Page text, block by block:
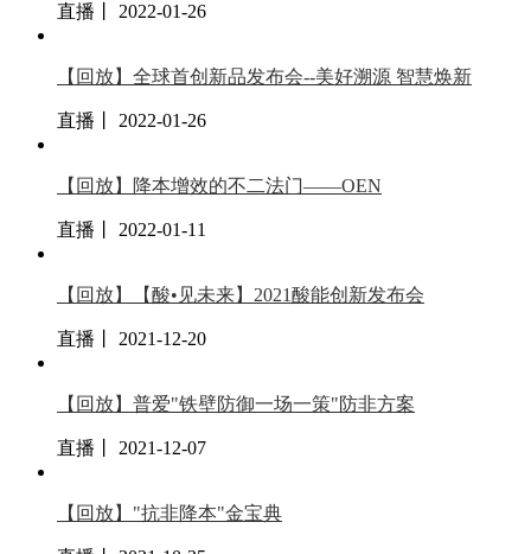
直播丨 2022-01-26
【回放】全球首创新品发布会--美好溯源 智慧焕新
直播丨 2022-01-26
【回放】降本增效的不二法门——OEN
直播丨 2022-01-11
【回放】【酸•见未来】2021酸能创新发布会
直播丨 2021-12-20
【回放】普爱"铁壁防御一场一策"防非方案
直播丨 2021-12-07
【回放】"抗非降本"金宝典